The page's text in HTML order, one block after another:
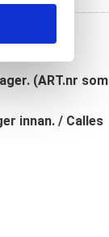
(ART.nr som
innan. / Calles